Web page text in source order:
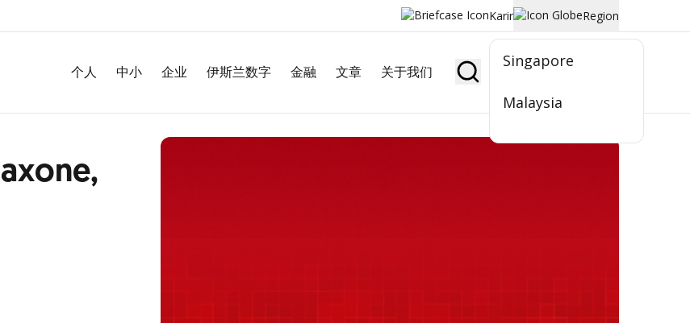
Karir Region
Singapore
Malaysia
个人 中小 企业 伊斯兰数字 金融 文章 关于我们 Jadi Nasabah